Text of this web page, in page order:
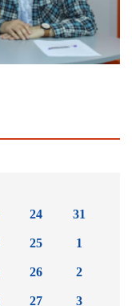
24
25
26
27
31
1
2
3